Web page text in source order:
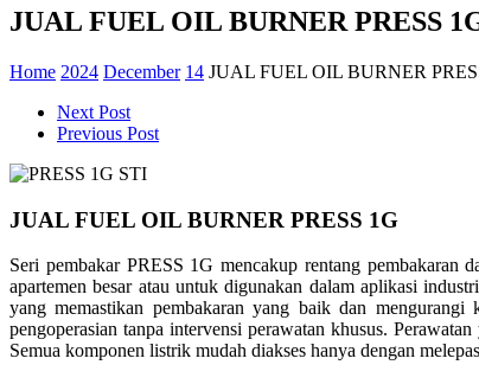
JUAL FUEL OIL BURNER PRESS
Home 2024 December 14 JUAL FUEL OIL BURNER
Next Post
Previous Post
JUAL FUEL OIL BURNER PRESS 1G
Seri pembakar PRESS 1G mencakup rentang
apartemen besar atau untuk digunakan dalam aplikasi
yang memastikan pembakaran yang baik dan
pengoperasian tanpa intervensi perawatan khusus.
Semua komponen listrik mudah diakses hanya dengan